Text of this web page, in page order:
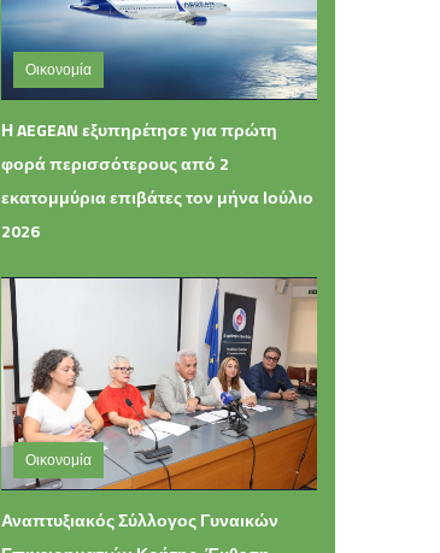
Οικονομία
Πέμπτη 06 Αυγούστου 2026 13:42
Η AEGEAN εξυπηρέτησε για πρώτη
φορά περισσότερους από 2
εκατομμύρια επιβάτες τον μήνα Ιούλιο
2026
Οικονομία
Τετάρτη 05 Αυγούστου 2026 16:49
Αναπτυξιακός Σύλλογος Γυναικών